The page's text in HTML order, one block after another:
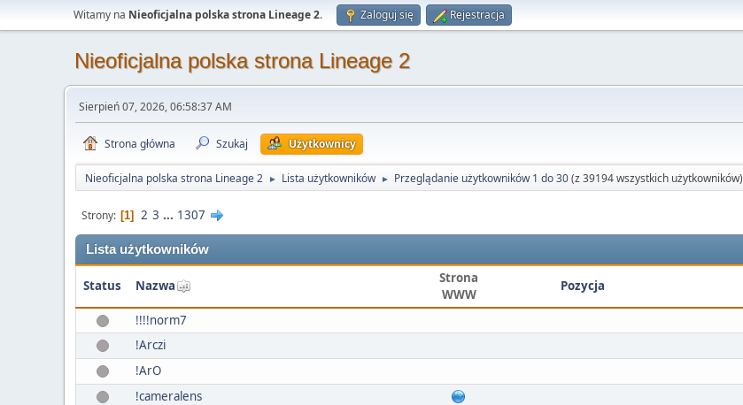
Witamy na Nieoficjalna polska strona Lineage 2. Zaloguj się Rejestracja
Nieoficjalna polska strona Lineage 2
Sierpień 07, 2026, 06:58:37 AM
Strona główna Szukaj Użytkownicy
Nieoficjalna polska strona Lineage 2 ► Lista użytkowników ► Przeglądanie użytkowników 1 do 30(z 39194 wszystkich użytkowników)
Strony 1 2 3 ... 1307
Lista użytkowników
Status Nazwa
Strona
WWW
Pozycja
!!!!norm7
!Arczi
!ArO
!cameralens